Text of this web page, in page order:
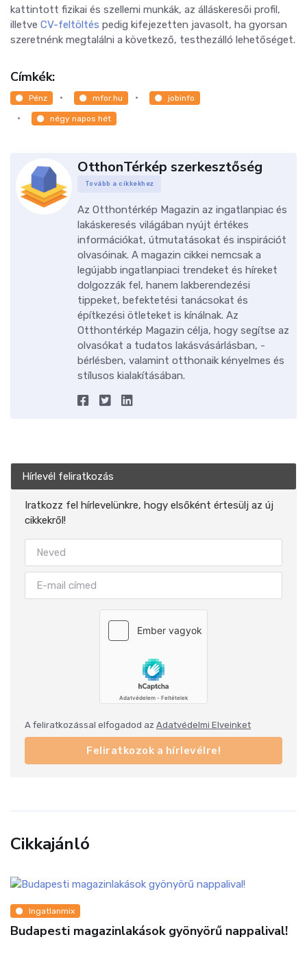
kattintott fizikai és szellemi munkák, az álláskeresői profil,
illetve CV-feltöltés pedig kifejezetten javasolt, ha gyorsan
szeretnénk megtalálni a következő, testhezálló lehetőséget.
Címkék:
Pénz mfor.hu jobinfo
négy napos hét
OtthonTérkép szerkesztőség
Tovább a cikkekhez
Az Otthontérkép Magazin az ingatlanpiac és
lakáskeresés világában nyújt értékes
információkat, útmutatásokat és inspirációt
olvasóinak. A magazin cikkei nemcsak a
legújabb ingatlanpiaci trendeket és híreket
dolgozzák fel, hanem lakberendezési
tippeket, befektetési tanácsokat és
építkezési ötleteket is kínálnak. Az
Otthontérkép Magazin célja, hogy segítse az
olvasókat a tudatos lakásvásárlásban, -
bérlésben, valamint otthonaik kényelmes és
stílusos kialakításában.
Hírlevél feliratkozás
Iratkozz fel hírlevelünkre, hogy elsőként értesülj az új
cikkekről!
A feliratkozással elfogadod az Adatvédelmi Elveinket
Feliratkozok a hírlevélre!
Cikkajánló